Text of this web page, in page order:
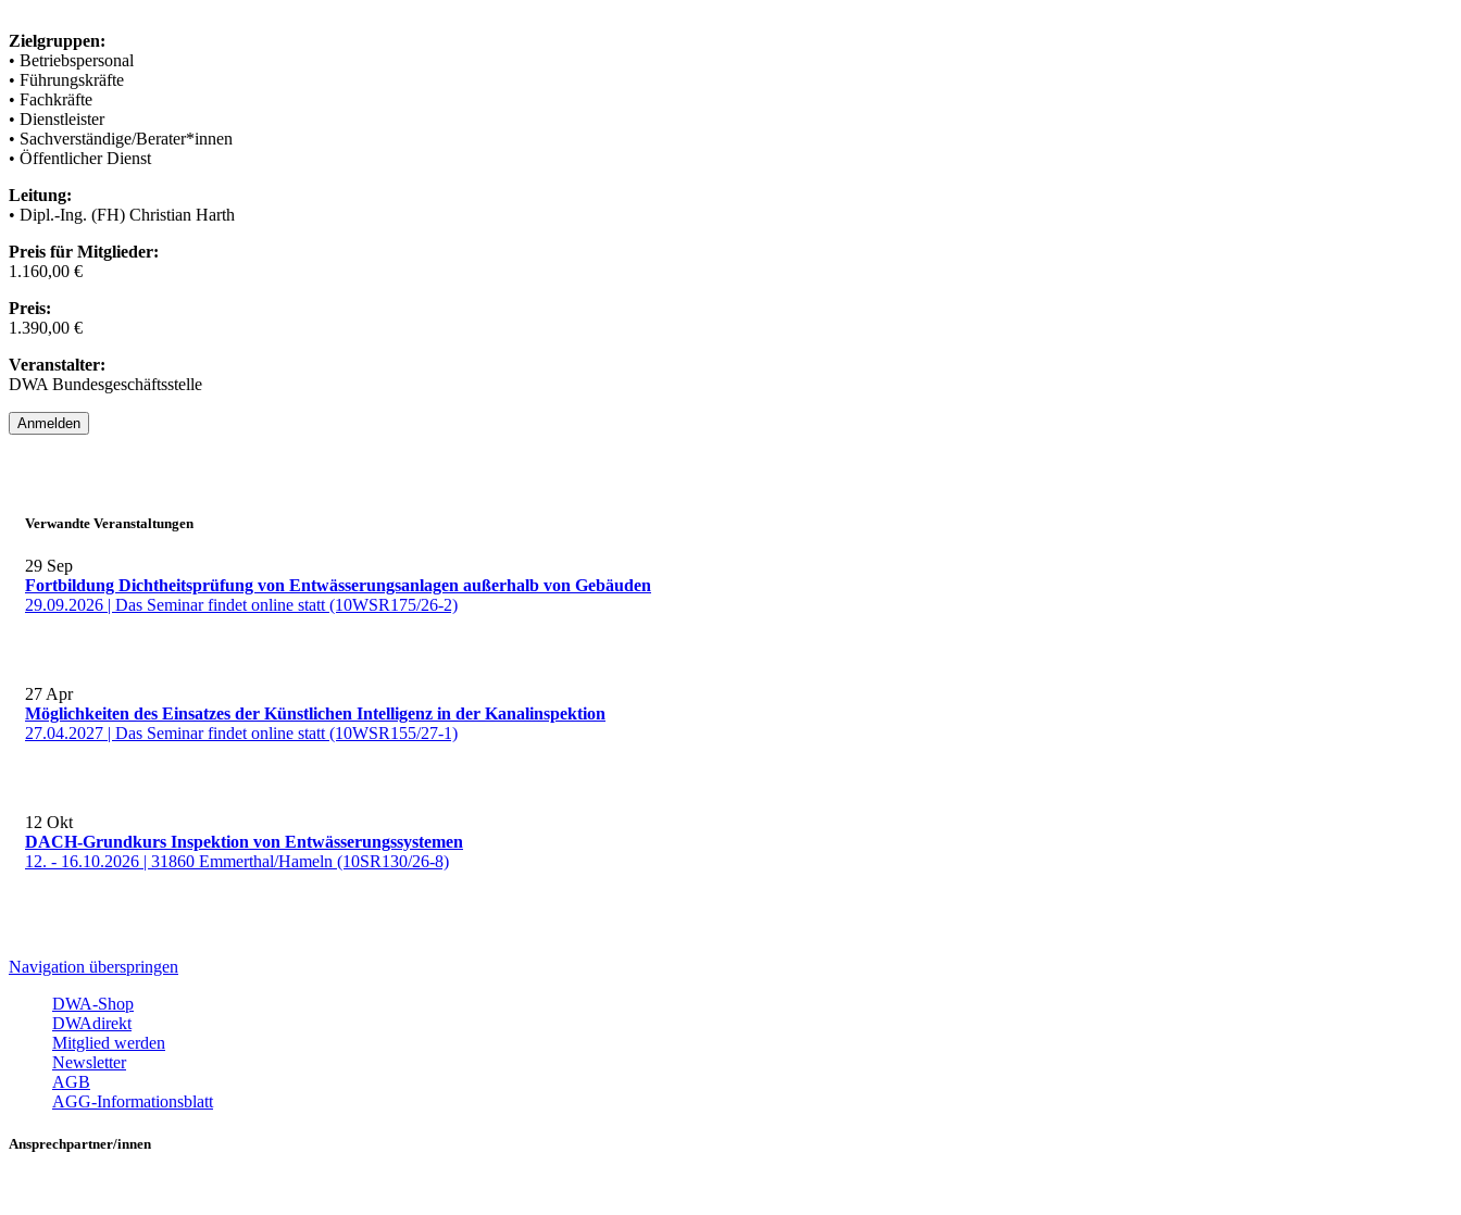
Zielgruppen:
• Betriebspersonal
• Führungskräfte
• Fachkräfte
• Dienstleister
• Sachverständige/Berater*innen
• Öffentlicher Dienst
Leitung:
• Dipl.-Ing. (FH) Christian Harth
Preis für Mitglieder:
1.160,00 €
Preis:
1.390,00 €
Veranstalter:
DWA Bundesgeschäftsstelle
Anmelden
Verwandte Veranstaltungen
29 Sep
Fortbildung Dichtheitsprüfung von Entwässerungsanlagen außerhalb von Gebäuden
29.09.2026 | Das Seminar findet online statt (10WSR175/26-2)
27 Apr
Möglichkeiten des Einsatzes der Künstlichen Intelligenz in der Kanalinspektion
27.04.2027 | Das Seminar findet online statt (10WSR155/27-1)
12 Okt
DACH-Grundkurs Inspektion von Entwässerungssystemen
12. - 16.10.2026 | 31860 Emmerthal/Hameln (10SR130/26-8)
Navigation überspringen
DWA-Shop
DWAdirekt
Mitglied werden
Newsletter
AGB
AGG-Informationsblatt
Ansprechpartner/innen